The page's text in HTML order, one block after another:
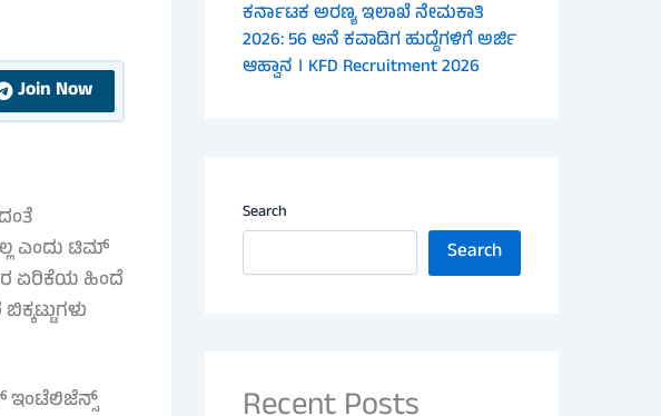
Join Now
ಎಂದು ಟಿಮ್
ಏರಿಕೆಯ ಹಿಂದೆ
ಇಂಟೆಲಿಜೆನ್ಸ್
ಕರ್ನಾಟಕ ಅರಣ್ಯ ಇಲಾಖೆ ನೇಮಕಾತಿ
2026: 56 ಆನೆ ಕವಾಡಿಗ ಹುದ್ದೆಗಳಿಗೆ ಅರ್ಜಿ
ಆಹ್ವಾನ । KFD Recruitment 2026
Search
Search